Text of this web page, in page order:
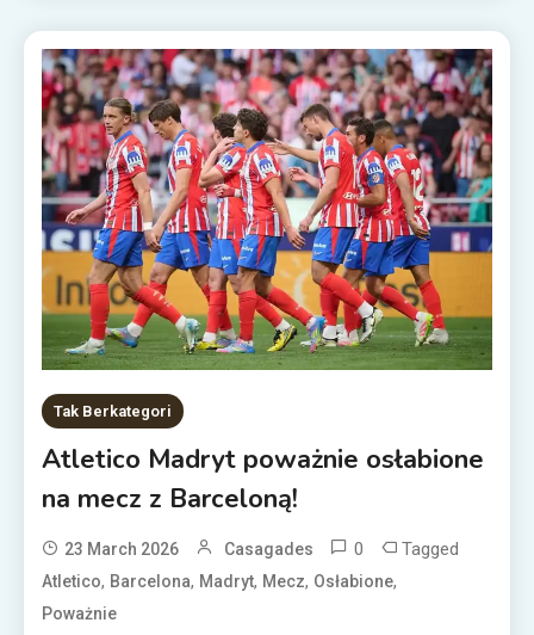
Tak Berkategori
Atletico Madryt poważnie osłabione
na mecz z Barceloną!
23 March 2026 Casagades 0 Tagged
Atletico, Barcelona, Madryt, Mecz, Osłabione,
Poważnie